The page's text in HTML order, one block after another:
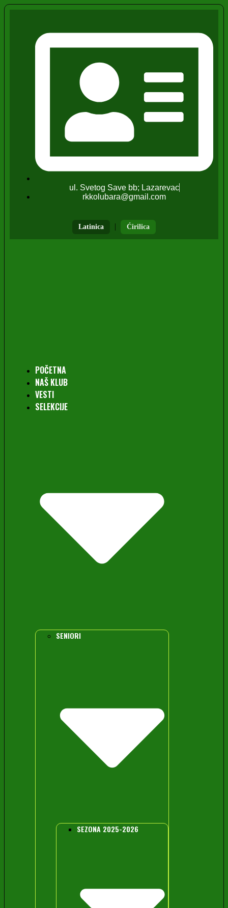
ul. Svetog Save bb; Lazarevac
rkkolubara@gmail.com
Latinica | Ćirilica
POČETNA
NAŠ KLUB
VESTI
SELEKCIJE
SENIORI
SEZONA 2025-2026